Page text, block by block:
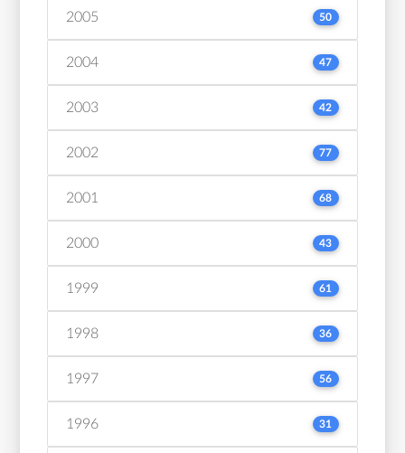
2005 50
2004 47
2003 42
2002 77
2001 68
2000 43
1999 61
1998 36
1997 56
1996 31